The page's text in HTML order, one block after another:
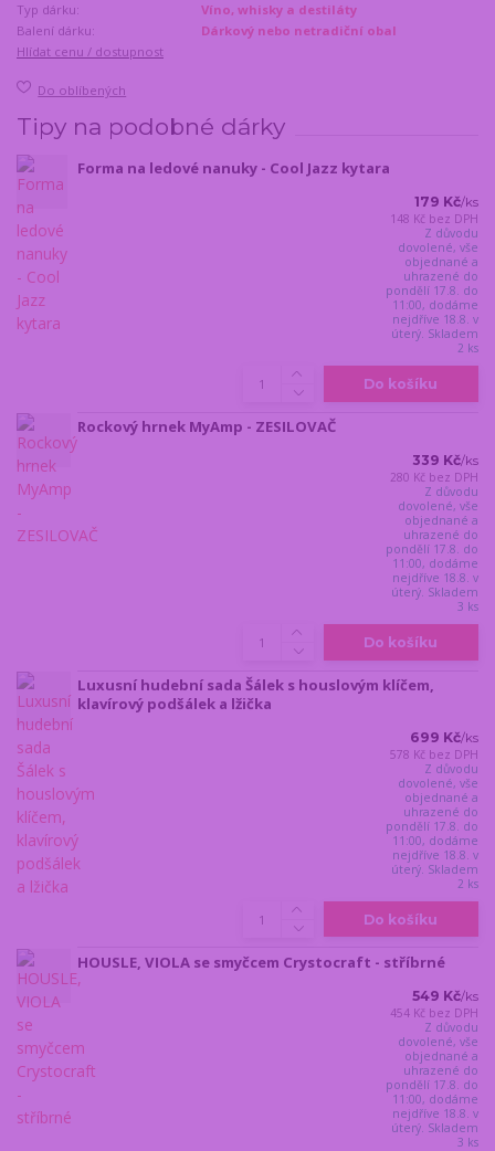
Typ dárku:
Víno, whisky a destiláty
Balení dárku:
Dárkový nebo netradiční obal
Hlídat cenu / dostupnost
Do oblíbených
Tipy na podobné dárky
Forma na ledové nanuky - Cool Jazz kytara
179 Kč/ks
148 Kč bez DPH
Z důvodu
dovolené, vše
objednané a
uhrazené do
pondělí 17.8. do
11:00, dodáme
nejdříve 18.8. v
úterý. Skladem
2 ks
Do košíku
Rockový hrnek MyAmp - ZESILOVAČ
339 Kč/ks
280 Kč bez DPH
Z důvodu
dovolené, vše
objednané a
uhrazené do
pondělí 17.8. do
11:00, dodáme
nejdříve 18.8. v
úterý. Skladem
3 ks
Do košíku
Luxusní hudební sada Šálek s houslovým klíčem,
klavírový podšálek a lžička
699 Kč/ks
578 Kč bez DPH
Z důvodu
dovolené, vše
objednané a
uhrazené do
pondělí 17.8. do
11:00, dodáme
nejdříve 18.8. v
úterý. Skladem
2 ks
Do košíku
HOUSLE, VIOLA se smyčcem Crystocraft - stříbrné
549 Kč/ks
454 Kč bez DPH
Z důvodu
dovolené, vše
objednané a
uhrazené do
pondělí 17.8. do
11:00, dodáme
nejdříve 18.8. v
úterý. Skladem
3 ks